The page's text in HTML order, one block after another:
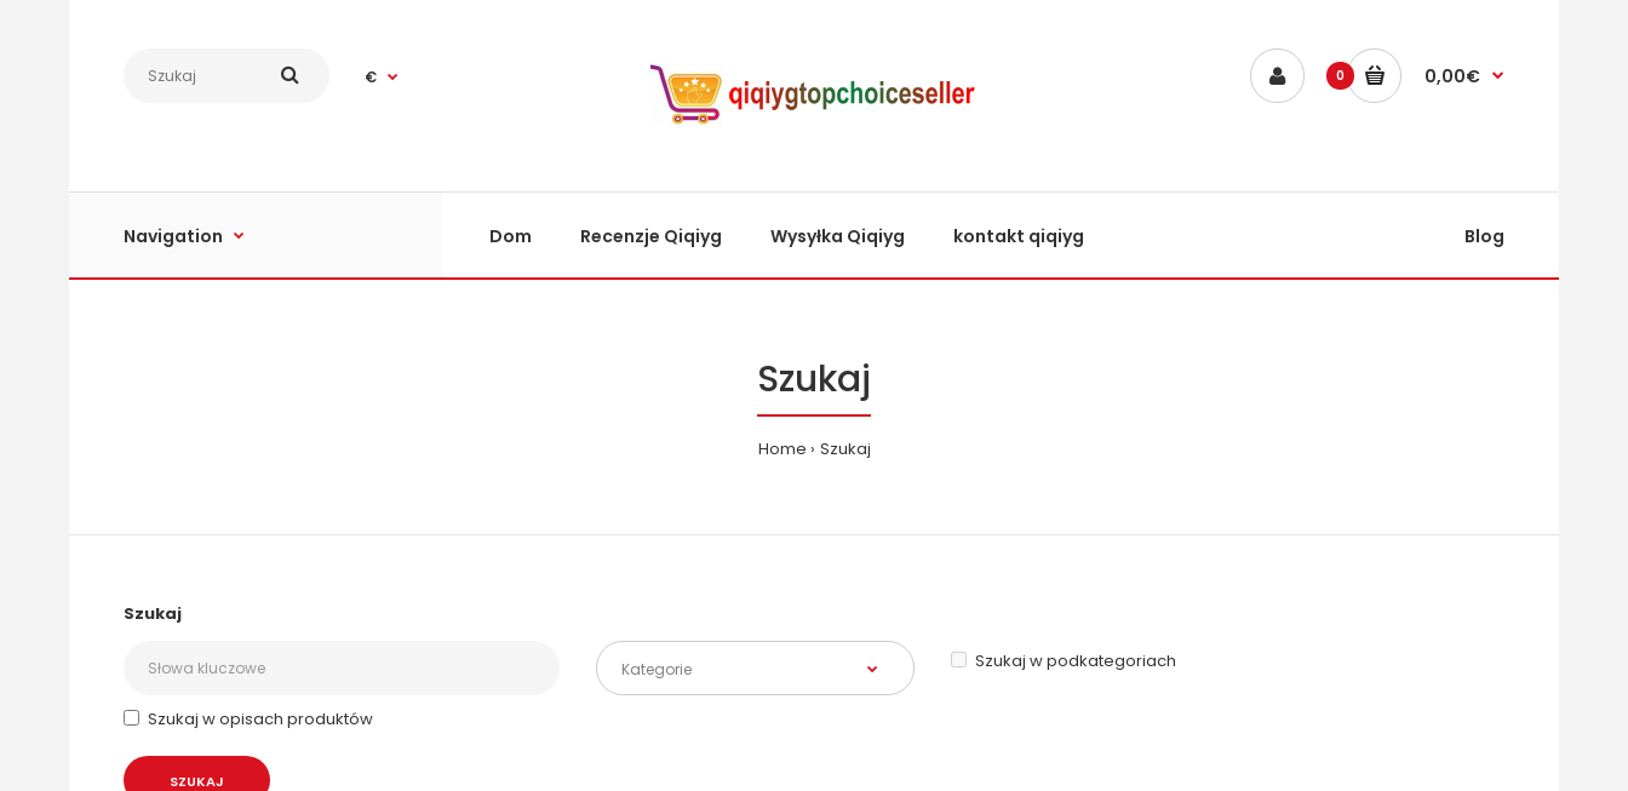
€ 0 0,00€
Navigation Dom Recenzje Qiqiyg Wysyłka Qiqiyg kontakt qiqiyg Blog
Szukaj
Home Szukaj
Szukaj
Szukaj w podkategoriach
Szukaj w opisach produktów